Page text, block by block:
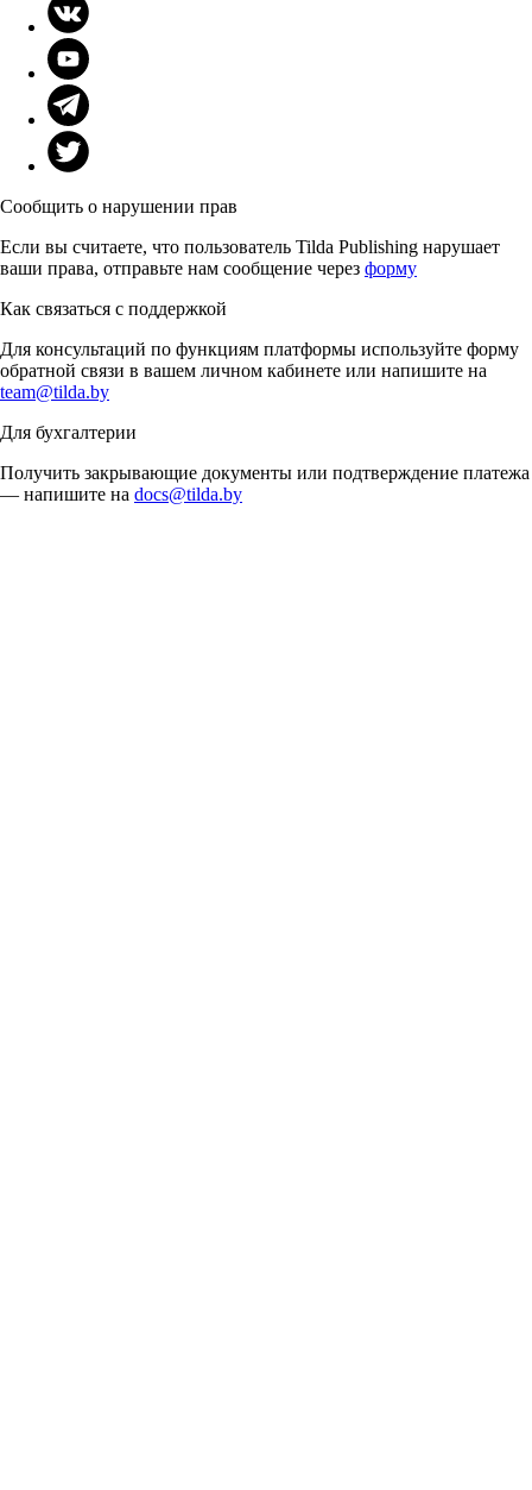
Сообщить о нарушении прав
Если вы считаете, что пользователь Tilda Publishing нарушает
ваши права, отправьте нам сообщение через форму
Как связаться с поддержкой
Для консультаций по функциям платформы используйте форму
обратной связи в вашем личном кабинете или напишите на
team@tilda.by
Для бухгалтерии
Получить закрывающие документы или подтверждение платежа
— напишите на docs@tilda.by